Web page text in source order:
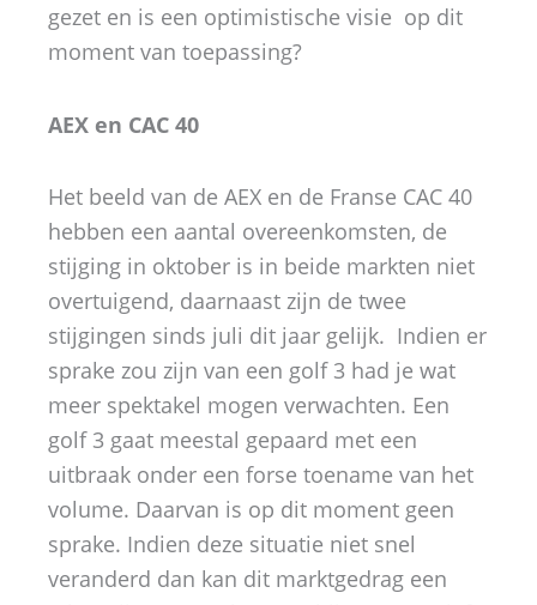
gezet en is een optimistische visie op dit
moment van toepassing?
AEX en CAC 40
Het beeld van de AEX en de Franse CAC 40
hebben een aantal overeenkomsten, de
stijging in oktober is in beide markten niet
overtuigend, daarnaast zijn de twee
stijgingen sinds juli dit jaar gelijk. Indien er
sprake zou zijn van een golf 3 had je wat
meer spektakel mogen verwachten. Een
golf 3 gaat meestal gepaard met een
uitbraak onder een forse toename van het
volume. Daarvan is op dit moment geen
sprake. Indien deze situatie niet snel
veranderd dan kan dit marktgedrag een